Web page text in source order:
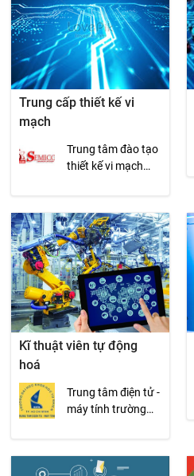
Trung cấp thiết kế vi
mạch
Trung tâm đào tạo
thiết kế vi mạch
Kĩ thuật viên tự động
hoá
Trung tâm điện tử -
máy tính trường